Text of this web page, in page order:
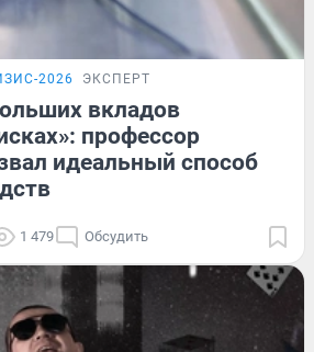
2026 ЭКСПЕРТ
вкладов
профессор
идеальный способ
1 479 Обсудить